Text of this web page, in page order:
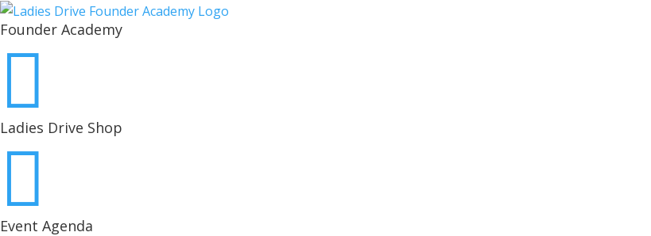
Founder Academy

Ladies Drive Shop

Event Agenda